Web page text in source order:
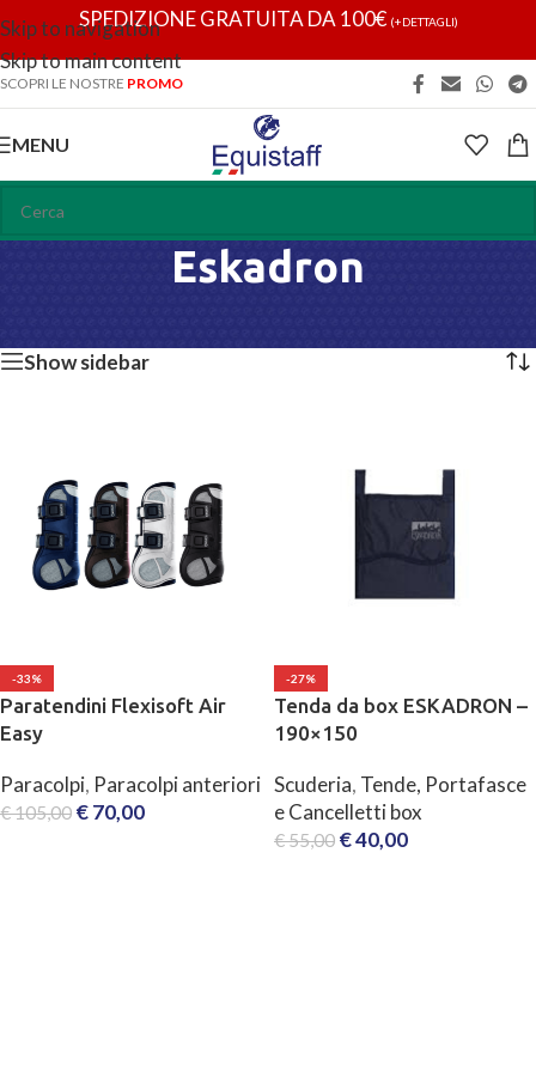
Skip to navigation
Skip to main content
SPEDIZIONE GRATUITA DA 100€ (+DETTAGLI)
SCOPRI LE NOSTRE PROMO
MENU
Eskadron
Show sidebar
-33%
Paratendini Flexisoft Air
Easy
Paracolpi, Paracolpi anteriori
€105,00 €70,00
-27%
Tenda da box ESKADRON –
190×150
Scuderia, Tende, Portafasce
e Cancelletti box
€55,00 €40,00